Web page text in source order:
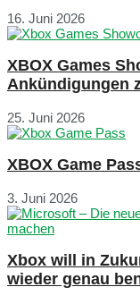
16. Juni 2026
XBOX Games
Ankündigungen
25. Juni 2026
XBOX Game
3. Juni 2026
Xbox will in
wieder genau